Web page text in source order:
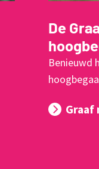
De
Benieuwd
Graaf